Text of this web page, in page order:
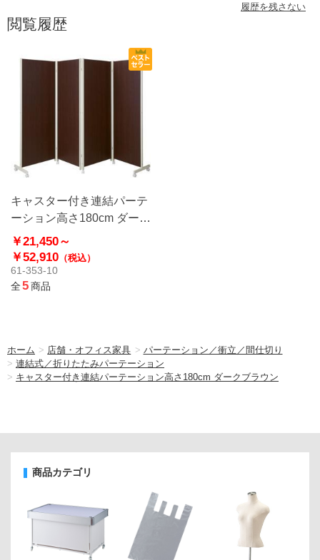
履歴を残さない
閲覧履歴
キャスター付き連結パーテ
ーション高さ180cm ダーク
ブラウン
￥21,450～
￥52,910 （税込）
61-353-10
全5商品
ホーム > 店舗・オフィス家具 > パーテーション／衝立／間仕切り
> 連結式／折りたたみパーテーション
> キャスター付き連結パーテーション高さ180cm ダークブラウン
商品カテゴリ